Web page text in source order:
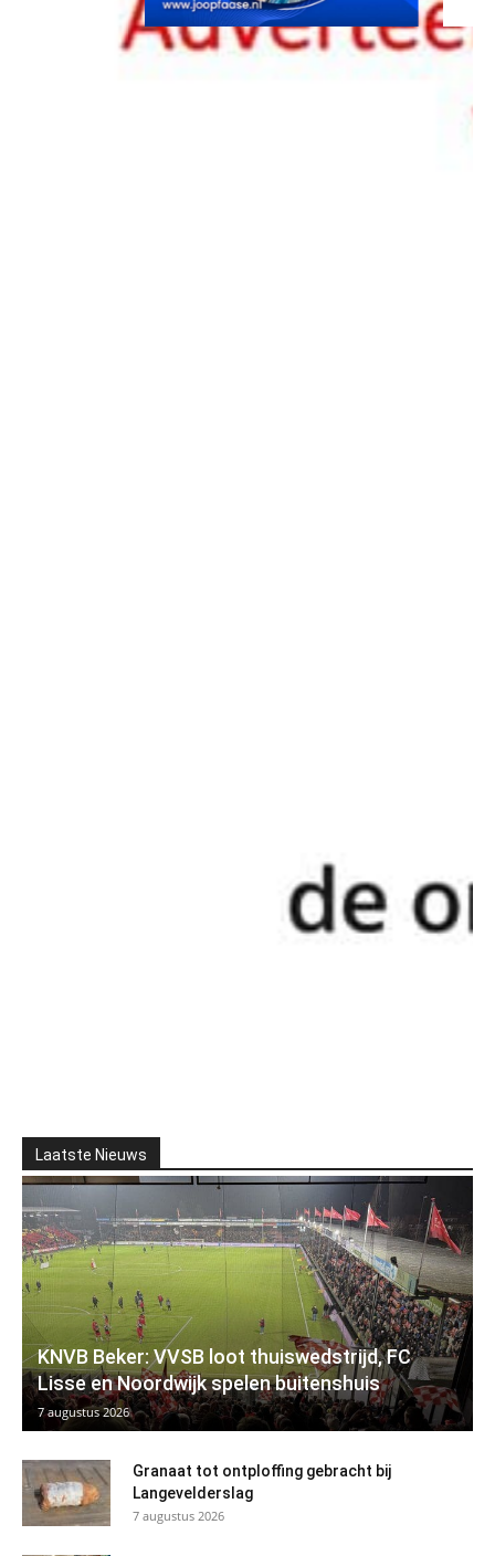
Laatste Nieuws
KNVB Beker: VVSB loot thuiswedstrijd, FC
Lisse en Noordwijk spelen buitenshuis
7 augustus 2026
Granaat tot ontploffing gebracht bij
Langevelderslag
7 augustus 2026